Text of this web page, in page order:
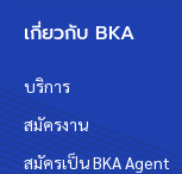
เกี่ยวกับ BKA
บริการ
สมัครงาน
สมัครเป็น BKA Agent